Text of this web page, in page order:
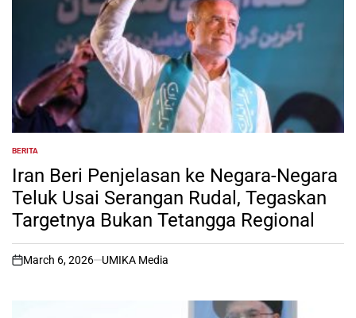
POSTED
IN
BERITA
Iran Beri Penjelasan ke Negara-Negara
Teluk Usai Serangan Rudal, Tegaskan
Targetnya Bukan Tetangga Regional
on
March 6, 2026 UMIKA Media